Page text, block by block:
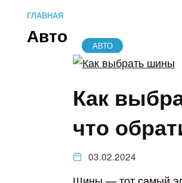
ГЛАВНАЯ
Авто АВТО
Как
что
03.02.2024